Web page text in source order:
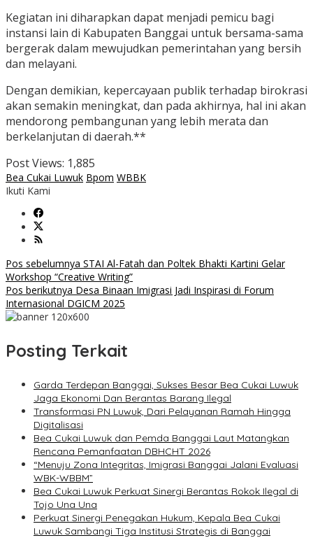
Kegiatan ini diharapkan dapat menjadi pemicu bagi
instansi lain di Kabupaten Banggai untuk bersama-sama
bergerak dalam mewujudkan pemerintahan yang bersih
dan melayani.
Dengan demikian, kepercayaan publik terhadap birokrasi
akan semakin meningkat, dan pada akhirnya, hal ini akan
mendorong pembangunan yang lebih merata dan
berkelanjutan di daerah.**
Post Views: 1,885
Bea Cukai Luwuk Bpom WBBK
Ikuti Kami
Navigasi
pos
Pos sebelumnya STAI Al-Fatah dan Poltek Bhakti Kartini Gelar
Workshop “Creative Writing”
Pos berikutnya Desa Binaan Imigrasi Jadi Inspirasi di Forum
Internasional DGICM 2025
Posting Terkait
Garda Terdepan Banggai, Sukses Besar Bea Cukai Luwuk
Jaga Ekonomi Dan Berantas Barang Ilegal
Transformasi PN Luwuk, Dari Pelayanan Ramah Hingga
Digitalisasi
Bea Cukai Luwuk dan Pemda Banggai Laut Matangkan
Rencana Pemanfaatan DBHCHT 2026
“Menuju Zona Integritas, Imigrasi Banggai Jalani Evaluasi
WBK-WBBM”
Bea Cukai Luwuk Perkuat Sinergi Berantas Rokok Ilegal di
Tojo Una Una
Perkuat Sinergi Penegakan Hukum, Kepala Bea Cukai
Luwuk Sambangi Tiga Institusi Strategis di Banggai